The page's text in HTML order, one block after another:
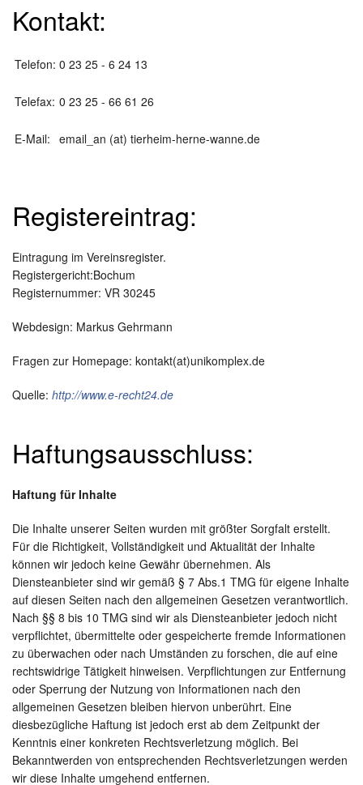
Kontakt:
Telefon: 0 23 25 - 6 24 13
Telefax: 0 23 25 - 66 61 26
E-Mail: email_an (at) tierheim-herne-wanne.de
Registereintrag:
Eintragung im Vereinsregister.
Registergericht:Bochum
Registernummer: VR 30245
Webdesign: Markus Gehrmann
Fragen zur Homepage: kontakt(at)unikomplex.de
Quelle: http://www.e-recht24.de
Haftungsausschluss:
Haftung für Inhalte
Die Inhalte unserer Seiten wurden mit größter Sorgfalt erstellt.
Für die Richtigkeit, Vollständigkeit und Aktualität der Inhalte
können wir jedoch keine Gewähr übernehmen. Als
Diensteanbieter sind wir gemäß § 7 Abs.1 TMG für eigene Inhalte
auf diesen Seiten nach den allgemeinen Gesetzen verantwortlich.
Nach §§ 8 bis 10 TMG sind wir als Diensteanbieter jedoch nicht
verpflichtet, übermittelte oder gespeicherte fremde Informationen
zu überwachen oder nach Umständen zu forschen, die auf eine
rechtswidrige Tätigkeit hinweisen. Verpflichtungen zur Entfernung
oder Sperrung der Nutzung von Informationen nach den
allgemeinen Gesetzen bleiben hiervon unberührt. Eine
diesbezügliche Haftung ist jedoch erst ab dem Zeitpunkt der
Kenntnis einer konkreten Rechtsverletzung möglich. Bei
Bekanntwerden von entsprechenden Rechtsverletzungen werden
wir diese Inhalte umgehend entfernen.